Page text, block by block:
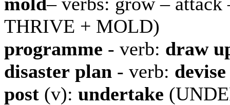
THRIVE + MOLD)
programme - verb: draw
disaster plan - verb: devise
post (v): undertake